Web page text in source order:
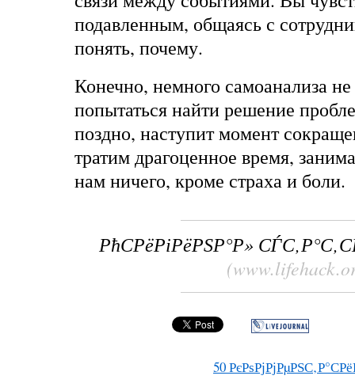
подавленным, общаясь с
понять, почему.
Конечно, немного самоанализа
попытаться найти решение
поздно, наступит момент
тратим драгоценное время,
нам ничего, кроме страха и боли.
РћСРёРіРёРЅР°Р»
50